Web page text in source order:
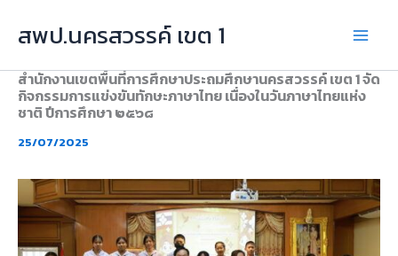
สพป.นครสวรรค์ เขต 1
สำนักงานเขตพื้นที่การศึกษาประถมศึกษานครสวรรค์ เขต 1 จัด
กิจกรรมการแข่งขันทักษะภาษาไทย เนื่องในวันภาษาไทยแห่ง
ชาติ ปีการศึกษา ๒๕๖๘
25/07/2025